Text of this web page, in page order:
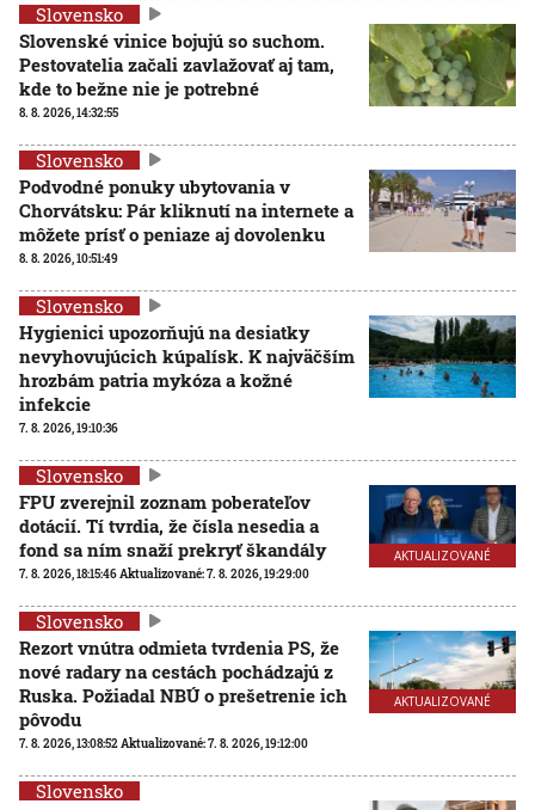
Slovensko
Slovenské vinice bojujú so suchom.
Pestovatelia začali zavlažovať aj tam,
kde to bežne nie je potrebné
8. 8. 2026, 14:32:55
Slovensko
Podvodné ponuky ubytovania v
Chorvátsku: Pár kliknutí na internete a
môžete prísť o peniaze aj dovolenku
8. 8. 2026, 10:51:49
Slovensko
Hygienici upozorňujú na desiatky
nevyhovujúcich kúpalísk. K najväčším
hrozbám patria mykóza a kožné
infekcie
7. 8. 2026, 19:10:36
AKTUALIZOVANÉ
Slovensko
FPU zverejnil zoznam poberateľov
dotácií. Tí tvrdia, že čísla nesedia a
fond sa ním snaží prekryť škandály
7. 8. 2026, 18:15:46Aktualizované:7. 8. 2026, 19:29:00
AKTUALIZOVANÉ
Slovensko
Rezort vnútra odmieta tvrdenia PS, že
nové radary na cestách pochádzajú z
Ruska. Požiadal NBÚ o prešetrenie ich
pôvodu
7. 8. 2026, 13:08:52Aktualizované:7. 8. 2026, 19:12:00
Slovensko